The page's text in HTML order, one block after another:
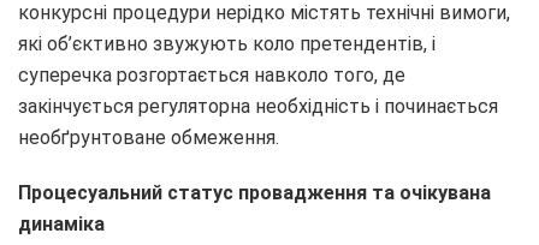
конкурсні процедури нерідко містять технічні вимоги,
які об’єктивно звужують коло претендентів, і
суперечка розгортається навколо того, де
закінчується регуляторна необхідність і починається
необґрунтоване обмеження.
Процесуальний статус провадження та очікувана
динаміка